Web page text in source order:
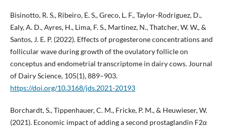
Bisinotto, R. S., Ribeiro, E. S., Greco, L. F., Taylor-Rodriguez, D.,
Ealy, A. D., Ayres, H., Lima, F. S., Martinez, N., Thatcher, W. W., &
Santos, J. E. P. (2022). Effects of progesterone concentrations and
follicular wave during growth of the ovulatory follicle on
conceptus and endometrial transcriptome in dairy cows. Journal
of Dairy Science, 105(1), 889–903.
https://doi.org/10.3168/jds.2021-20193
Borchardt, S., Tippenhauer, C. M., Fricke, P. M., & Heuwieser, W.
(2021). Economic impact of adding a second prostaglandin F2α